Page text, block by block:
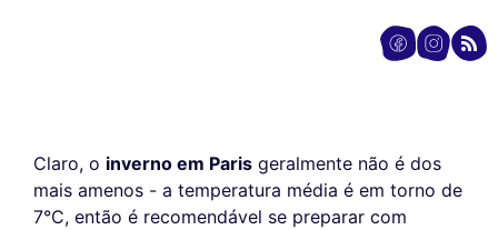
Claro, o inverno em Paris geralmente não é dos
mais amenos - a temperatura média é em torno de
7°C, então é recomendável se preparar com